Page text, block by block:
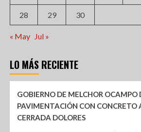
28 29 30
« May Jul »
LO MÁS RECIENTE
GOBIERNO DE MELCHOR OCAMPO
PAVIMENTACIÓN CON CONCRETO
CERRADA DOLORES